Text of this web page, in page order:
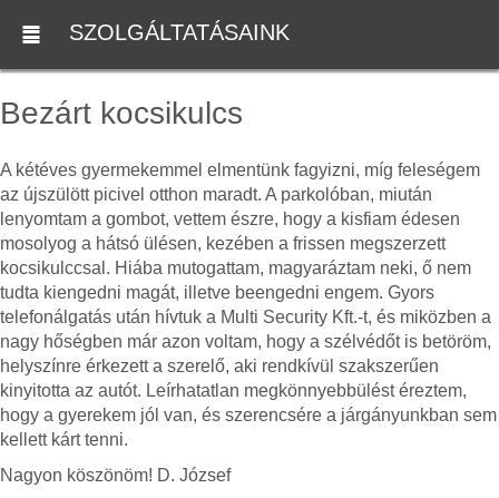
SZOLGÁLTATÁSAINK
Bezárt kocsikulcs
A kétéves gyermekemmel elmentünk fagyizni, míg feleségem
az újszülött picivel otthon maradt. A parkolóban, miután
lenyomtam a gombot, vettem észre, hogy a kisfiam édesen
mosolyog a hátsó ülésen, kezében a frissen megszerzett
kocsikulccsal. Hiába mutogattam, magyaráztam neki, ő nem
tudta kiengedni magát, illetve beengedni engem. Gyors
telefonálgatás után hívtuk a Multi Security Kft.-t, és miközben a
nagy hőségben már azon voltam, hogy a szélvédőt is betöröm,
helyszínre érkezett a szerelő, aki rendkívül szakszerűen
kinyitotta az autót. Leírhatatlan megkönnyebbülést éreztem,
hogy a gyerekem jól van, és szerencsére a járgányunkban sem
kellett kárt tenni.
Nagyon köszönöm! D. József